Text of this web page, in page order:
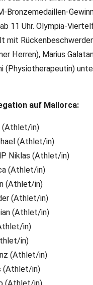
Bronzemedaillen-
11 Uhr. Olympia-
mit
Herren), Marius
(Physiotherapeutin)
auf Mallorca:
(Athlet/in)
(Athlet/in)
Niklas (Athlet/in)
(Athlet/in)
(Athlet/in)
(Athlet/in)
(Athlet/in)
in)
in)
(Athlet/in)
(Athlet/in)